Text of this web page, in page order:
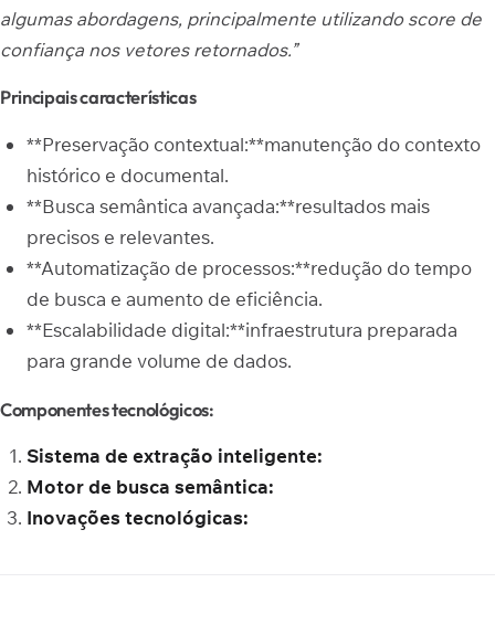
algumas abordagens, principalmente utilizando score de
confiança nos vetores retornados.”
Principais características
**Preservação contextual:**manutenção do contexto
histórico e documental.
**Busca semântica avançada:**resultados mais
precisos e relevantes.
**Automatização de processos:**redução do tempo
de busca e aumento de eficiência.
**Escalabilidade digital:**infraestrutura preparada
para grande volume de dados.
Componentes tecnológicos:
Sistema de extração inteligente:
Motor de busca semântica:
Inovações tecnológicas: